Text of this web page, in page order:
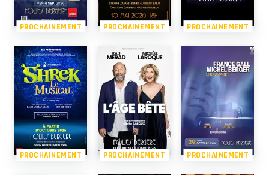
PROCHAINEMENT PROCHAINEMENT PROCHAINEMENT
PROCHAINEMENT PROCHAINEMENT PROCHAINEMENT